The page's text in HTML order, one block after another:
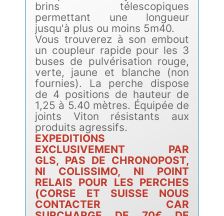
brins télescopiques
permettant une longueur
jusqu'à plus ou moins 5m40.
Vous trouverez à son embout
un coupleur rapide pour les 3
buses de pulvérisation rouge,
verte, jaune et blanche (non
fournies). La perche dispose
de 4 positions de hauteur de
1,25 à 5.40 mètres. Équipée de
joints Viton résistants aux
produits agressifs.
EXPEDITIONS
EXCLUSIVEMENT PAR
GLS, PAS DE CHRONOPOST,
NI COLISSIMO, NI POINT
RELAIS POUR LES PERCHES
(CORSE ET SUISSE NOUS
CONTACTER CAR